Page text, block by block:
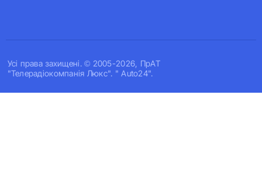
Усi права захищенi. © 2005-2026, ПрАТ
"Телерадіокомпанія Люкс". " Auto24".